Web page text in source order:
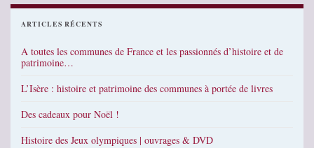
ARTICLES RÉCENTS
A toutes les communes de France et les passionnés d’histoire et de
patrimoine…
L’Isère : histoire et patrimoine des communes à portée de livres
Des cadeaux pour Noël !
Histoire des Jeux olympiques | ouvrages & DVD